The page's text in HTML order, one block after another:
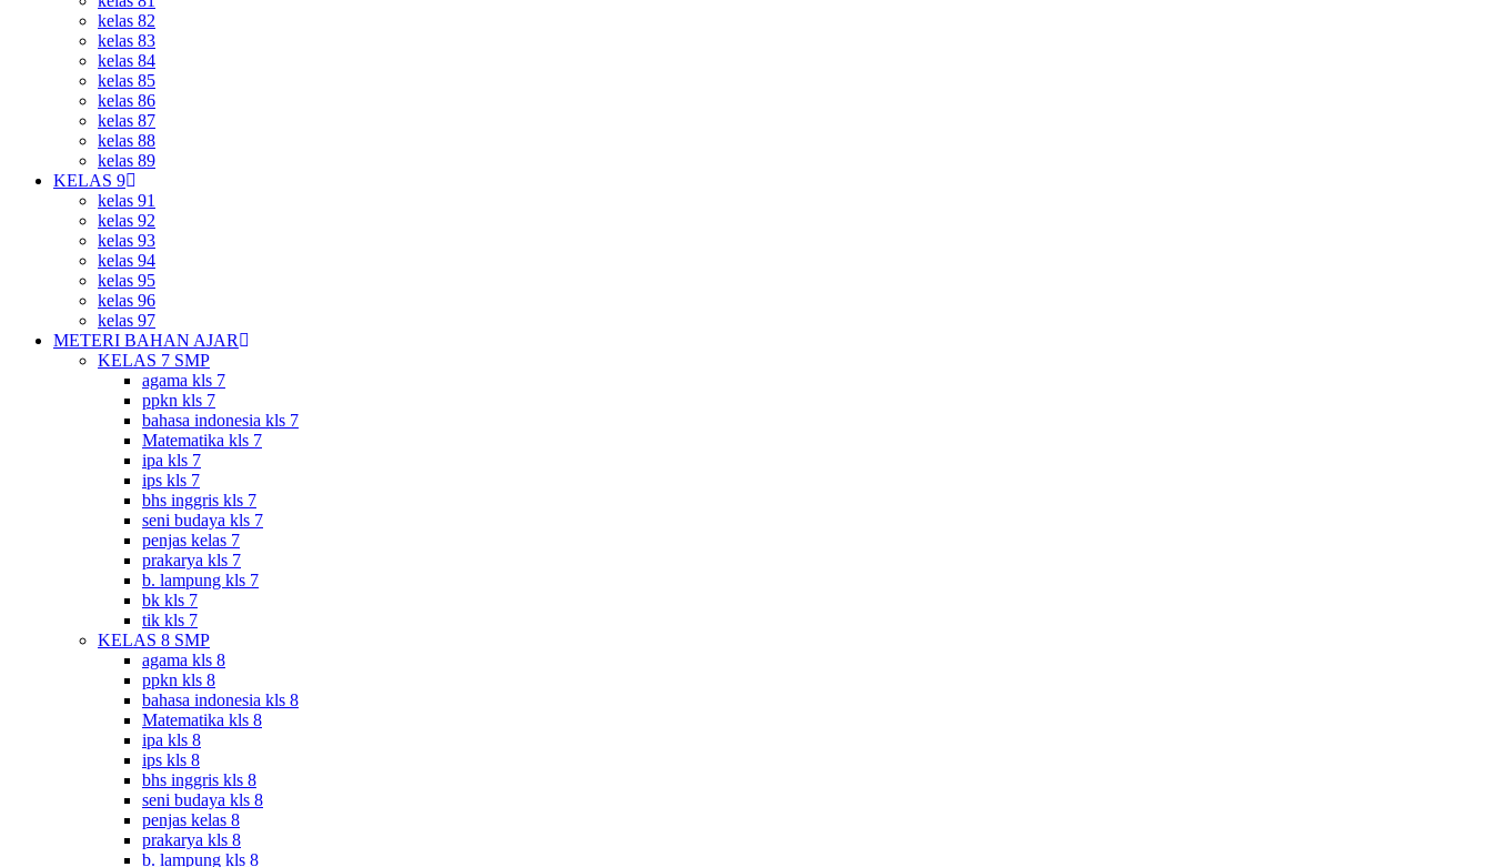
kelas 82
kelas 83
kelas 84
kelas 85
kelas 86
kelas 87
kelas 88
kelas 89
KELAS 9
kelas 91
kelas 92
kelas 93
kelas 94
kelas 95
kelas 96
kelas 97
METERI BAHAN AJAR
KELAS 7 SMP
agama kls 7
ppkn kls 7
bahasa indonesia kls 7
Matematika kls 7
ipa kls 7
ips kls 7
bhs inggris kls 7
seni budaya kls 7
penjas kelas 7
prakarya kls 7
b. lampung kls 7
bk kls 7
tik kls 7
KELAS 8 SMP
agama kls 8
ppkn kls 8
bahasa indonesia kls 8
Matematika kls 8
ipa kls 8
ips kls 8
bhs inggris kls 8
seni budaya kls 8
penjas kelas 8
prakarya kls 8
b. lampung kls 8